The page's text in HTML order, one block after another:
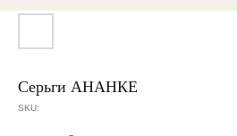
Серьги АНАНКЕ
SKU: